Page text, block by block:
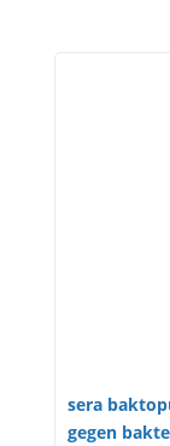
sera
gegen